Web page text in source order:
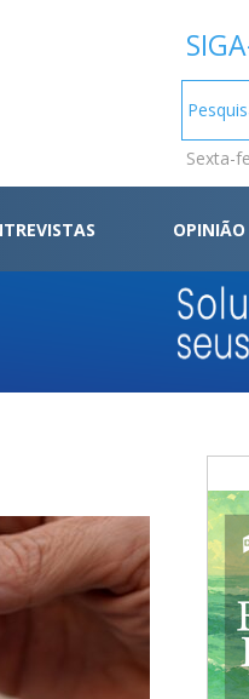
Sexta-
OPINIÃO